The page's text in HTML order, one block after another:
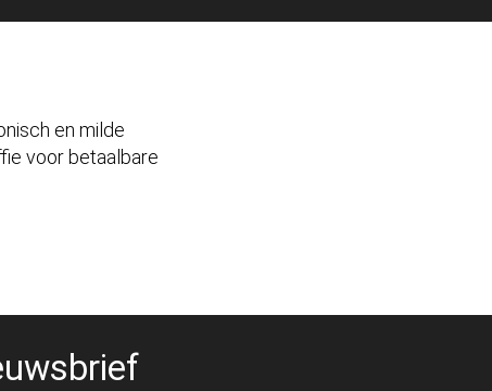
en milde
voor betaalbare